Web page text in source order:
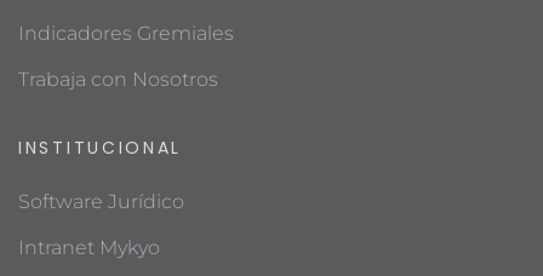
Indicadores Gremiales
Trabaja con Nosotros
INSTITUCIONAL
Software Jurídico
Intranet Mykyo